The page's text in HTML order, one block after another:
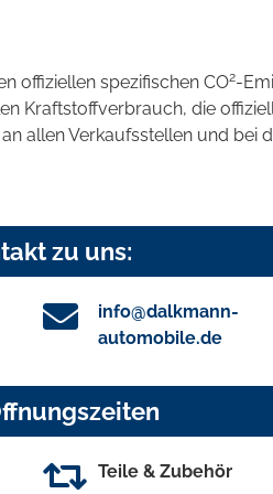
offiziellen spezifischen CO2-
Kraftstoffverbrauch, die
allen Verkaufsstellen und bei
zu uns:
info@dalkmann-
automobile.de
Teile & Zubehör